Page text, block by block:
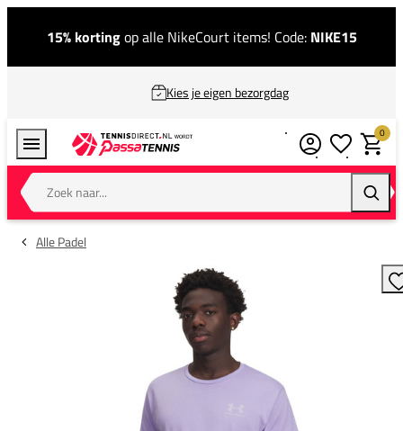
15% kortingop alle NikeCourt items! Code: NIKE15
Kies je eigen bezorgdag
Zoek naar...
0
Alle Padel